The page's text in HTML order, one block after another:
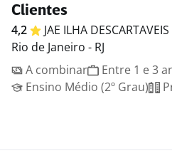
Clientes
4,2 JAE ILHA
Rio de Janeiro - RJ
A combinar
Entre 1 e 3
Ensino Médio (2º Grau)